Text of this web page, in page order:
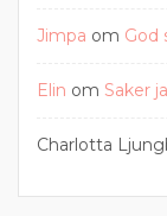
Jimpa om God
Elin om Saker
Charlotta